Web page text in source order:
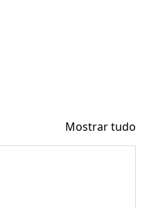
Mostrar tudo